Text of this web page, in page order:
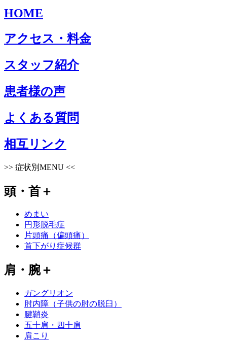
HOME
アクセス・料金
スタッフ紹介
患者様の声
よくある質問
相互リンク
>> 症状別MENU <<
頭・首＋
めまい
円形脱毛症
片頭痛（偏頭痛）
首下がり症候群
肩・腕＋
ガングリオン
肘内障（子供の肘の脱臼）
腱鞘炎
五十肩・四十肩
肩こり